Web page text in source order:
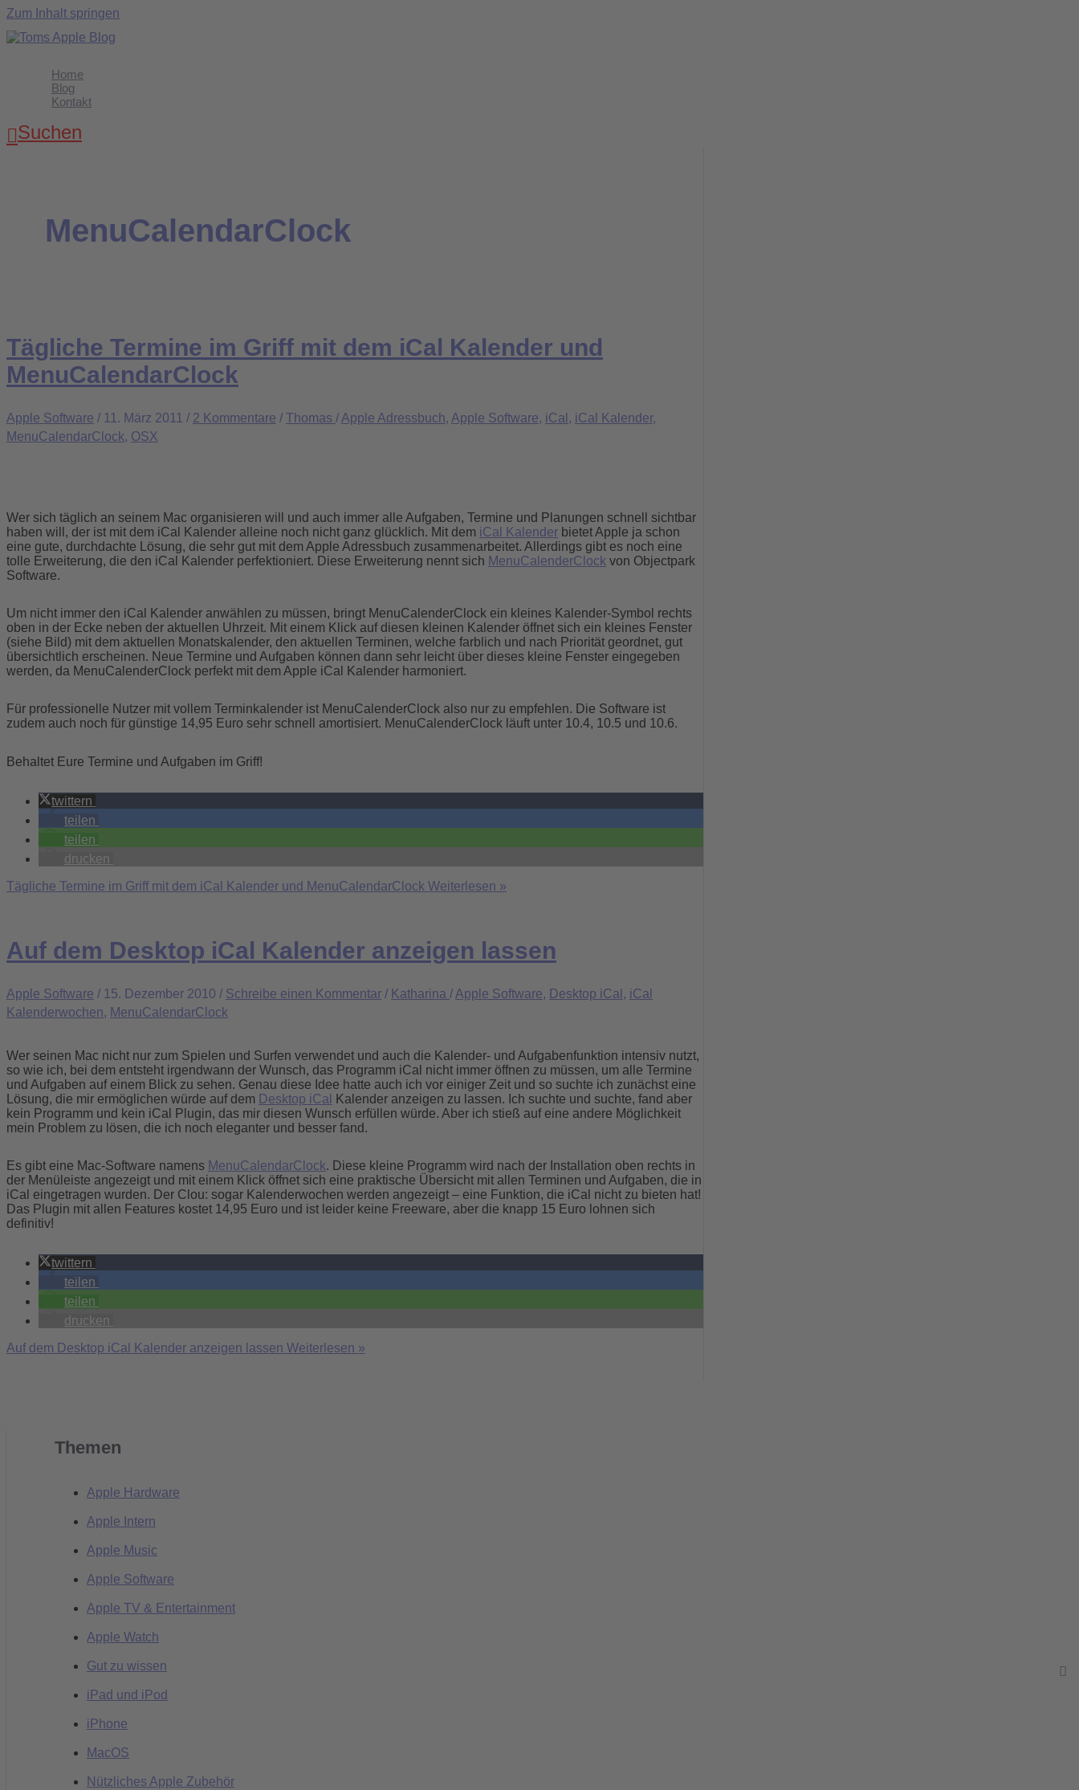
Zum Inhalt springen
Home
Blog
Kontakt
Suchen
MenuCalendarClock
Tägliche Termine im Griff mit dem iCal Kalender und
MenuCalendarClock
Apple Software / 11. März 2011 / 2 Kommentare / Thomas / Apple Adressbuch, Apple Software, iCal , iCal Kalender,
MenuCalendarClock, OSX
Wer sich täglich an seinem Mac organisieren will und auch immer alle Aufgaben, Termine und Planungen schnell sichtbar
haben will, der ist mit dem iCal Kalender alleine noch nicht ganz glücklich. Mit dem iCal Kalender bietet Apple ja schon
eine gute, durchdachte Lösung, die sehr gut mit dem Apple Adressbuch zusammenarbeitet. Allerdings gibt es noch eine
tolle Erweiterung, die den iCal Kalender perfektioniert. Diese Erweiterung nennt sich MenuCalenderClock von Objectpark
Software.
Um nicht immer den iCal Kalender anwählen zu müssen, bringt MenuCalenderClock ein kleines Kalender-Symbol rechts
oben in der Ecke neben der aktuellen Uhrzeit. Mit einem Klick auf diesen kleinen Kalender öffnet sich ein kleines Fenster
(siehe Bild) mit dem aktuellen Monatskalender, den aktuellen Terminen, welche farblich und nach Priorität geordnet, gut
übersichtlich erscheinen. Neue Termine und Aufgaben können dann sehr leicht über dieses kleine Fenster eingegeben
werden, da MenuCalenderClock perfekt mit dem Apple iCal Kalender harmoniert.
Für professionelle Nutzer mit vollem Terminkalender ist MenuCalenderClock also nur zu empfehlen. Die Software ist
zudem auch noch für günstige 14,95 Euro sehr schnell amortisiert. MenuCalenderClock läuft unter 10.4, 10.5 und 10.6.
Behaltet Eure Termine und Aufgaben im Griff!
twittern
teilen
teilen
drucken
Tägliche Termine im Griff mit dem iCal Kalender und MenuCalendarClock Weiterlesen »
Auf dem Desktop iCal Kalender anzeigen lassen
Apple Software / 15. Dezember 2010 / Schreibe einen Kommentar / Katharina / Apple Software, Desktop iCal , iCal
Kalenderwochen, MenuCalendarClock
Wer seinen Mac nicht nur zum Spielen und Surfen verwendet und auch die Kalender- und Aufgabenfunktion intensiv nutzt,
so wie ich, bei dem entsteht irgendwann der Wunsch, das Programm iCal nicht immer öffnen zu müssen, um alle Termine
und Aufgaben auf einem Blick zu sehen. Genau diese Idee hatte auch ich vor einiger Zeit und so suchte ich zunächst eine
Lösung, die mir ermöglichen würde auf dem Desktop iCal
Kalender anzeigen zu lassen. Ich suchte und suchte, fand aber
kein Programm und kein iCal Plugin, das mir diesen Wunsch erfüllen würde. Aber ich stieß auf eine andere Möglichkeit
mein Problem zu lösen, die ich noch eleganter und besser fand.
Es gibt eine Mac-Software namens MenuCalendarClock. Diese kleine Programm wird nach der Installation oben rechts in
der Menüleiste angezeigt und mit einem Klick öffnet sich eine praktische Übersicht mit allen Terminen und Aufgaben, die in
iCal eingetragen wurden. Der Clou: sogar Kalenderwochen werden angezeigt – eine Funktion, die iCal nicht zu bieten hat!
Das Plugin mit allen Features kostet 14,95 Euro und ist leider keine Freeware, aber die knapp 15 Euro lohnen sich
definitiv!
twittern
teilen
teilen
drucken
Auf dem Desktop iCal Kalender anzeigen lassen Weiterlesen »
Themen
Apple Hardware
Apple Intern
Apple Music
Apple Software
Apple TV & Entertainment
Apple Watch
Gut zu wissen
iPad und iPod
iPhone
MacOS
Nützliches Apple Zubehör